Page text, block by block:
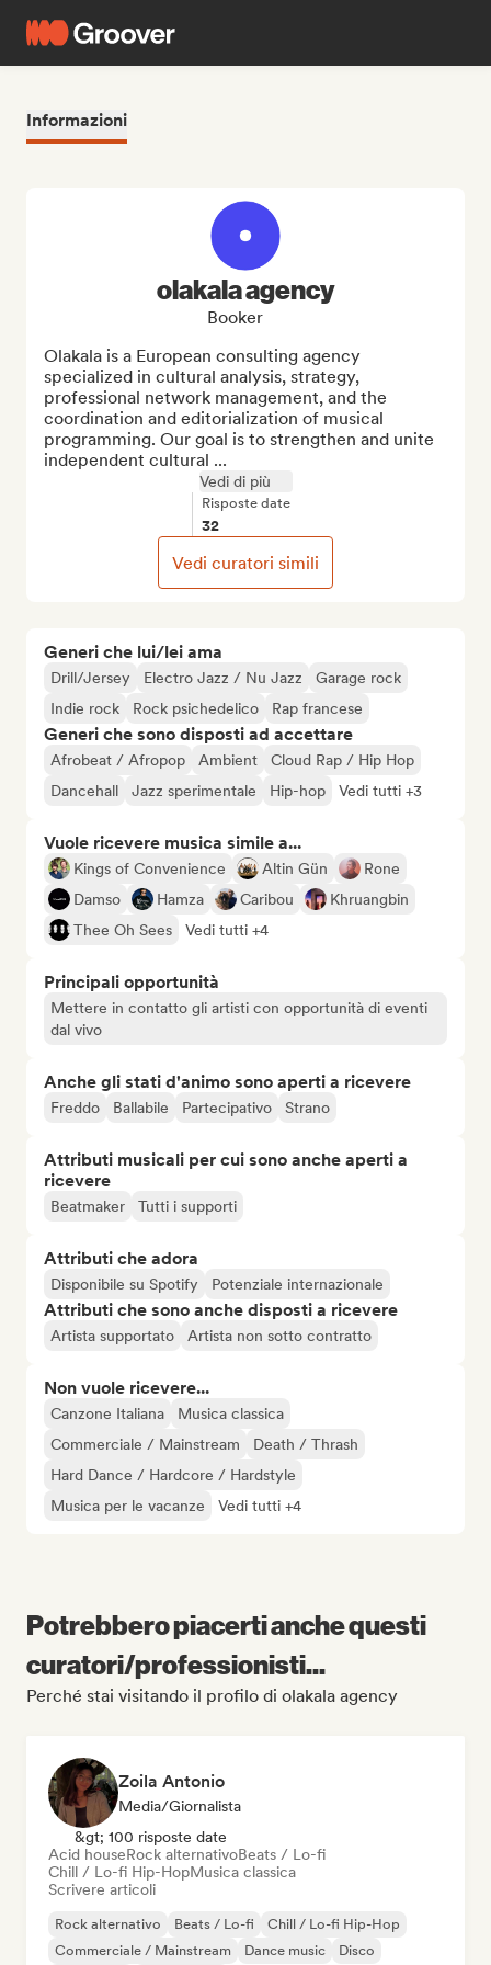
Informazioni
Generi che lui/lei ama
Drill/Jersey Electro Jazz / Nu Jazz
Garage rock
Indie rock
Rock psichedelico Rap francese
Generi che sono disposti ad accettare
Afrobeat / Afropop Ambient
Cloud Rap / Hip Hop
Dancehall
Jazz sperimentale Hip-hop Vedi tutti +3
Vuole ricevere musica simile a...
Kings of Convenience Altin Gün
Rone
Damso
Hamza Caribou
Khruangbin
Thee Oh Sees
Vedi tutti +4
Principali opportunità
Mettere in contatto gli artisti con opportunità di eventi
dal vivo
Anche gli stati d'animo sono aperti a ricevere
Freddo Ballabile Partecipativo Strano
Attributi musicali per cui sono anche aperti a
ricevere
Beatmaker Tutti i supporti
Attributi che adora
Disponibile su Spotify Potenziale internazionale
Attributi che sono anche disposti a ricevere
Artista supportato Artista non sotto contratto
Non vuole ricevere...
Canzone Italiana
Musica classica
Commerciale / Mainstream
Death / Thrash
Hard Dance / Hardcore / Hardstyle
Musica per le vacanze
Vedi tutti +4
olakala agency
Booker
Olakala is a European consulting agency
specialized in cultural analysis, strategy,
professional network management, and the
coordination and editorialization of musical
programming. Our goal is to strengthen and unite
independent cultural ...
Vedi di più
Risposte date
32
Vedi curatori simili
Potrebbero piacerti anche questi
curatori/professionisti...
Perché stai visitando il profilo di olakala agency
Zoila Antonio
Media/Giornalista
&gt; 100 risposte date
Acid houseRock alternativoBeats / Lo-fi
Chill / Lo-fi Hip-HopMusica classica
Scrivere articoli
Rock alternativo Beats / Lo-fi
Chill / Lo-fi Hip-Hop
Commerciale / Mainstream
Dance music Disco